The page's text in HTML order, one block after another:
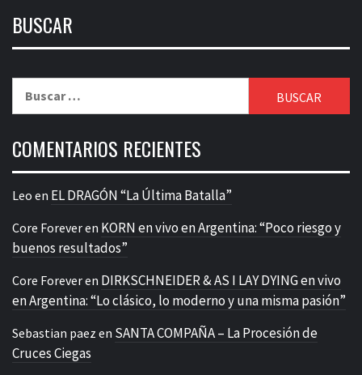
BUSCAR
COMENTARIOS RECIENTES
Leo en EL DRAGÓN “La Última Batalla”
Core Foreveren KORN en vivo en Argentina: “Poco riesgo y
buenos resultados”
Core Foreveren DIRKSCHNEIDER & AS I LAY DYING en vivo
en Argentina: “Lo clásico, lo moderno y una misma pasión”
Sebastian paez en SANTA COMPAÑA – La Procesión de
Cruces Ciegas